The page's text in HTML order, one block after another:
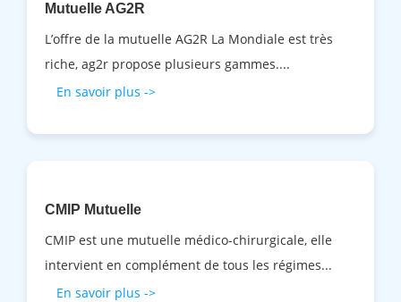
Mutuelle AG2R
L’offre de la mutuelle AG2R La Mondiale est très
riche, ag2r propose plusieurs gammes....
En savoir plus ->
CMIP Mutuelle
CMIP est une mutuelle médico-chirurgicale, elle
intervient en complément de tous les régimes...
En savoir plus ->